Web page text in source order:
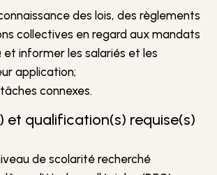
des lois, des règlements
collectives en regard aux mandats
et informer les salariés et les
application;
connexes.
et qualification(s) requise(s)
de scolarité recherché